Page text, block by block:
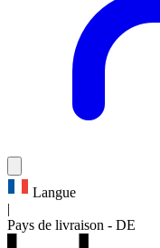
Langue
|
Pays de livraison - DE